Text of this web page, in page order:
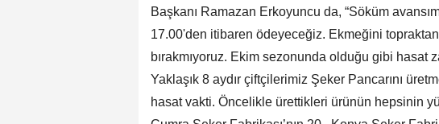
Başkanı Ramazan Erkoyuncu da, “Söküm
17.00'den itibaren ödeyeceğiz. Ekmeğini
bırakmıyoruz. Ekim sezonunda olduğu gibi hasat
Yaklaşık 8 aydır çiftçilerimiz Şeker Pancarını
hasat vakti. Öncelikle ürettikleri ürünün hepsinin